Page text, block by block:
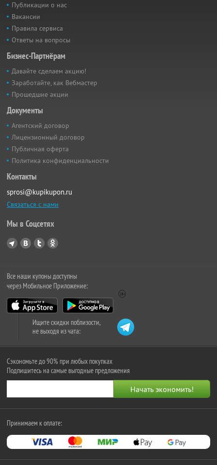
Публикации о нас
Вакансии
Правила сервиса
Ответы на вопросы
Бизнес-Партнёрам
Давайте сделаем акцию!
Заработайте, как Вебмастер
Прошедшие акции
Документы
Агентский договор
Лицензионный договор
Публичная оферта
Политика конфиденциальности
Контакты
sprosi@kupikupon.ru
Связаться с нами
Мы в Соцсетях
Все наши купоны доступны
через Мобильное Приложение:
Ищите скидки поблизости,
не выходя из чата:
Сэкономьте до 90% при любых покупках
Подпишитесь на самые выгодные предложения
Принимаем к оплате: